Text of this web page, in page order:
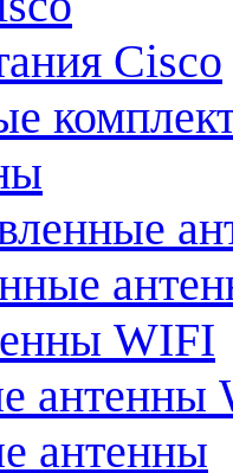
Cisco
WIFI
антенны
антенны